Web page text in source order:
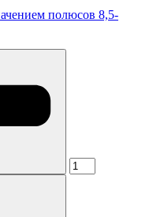
полюсов 8,5-